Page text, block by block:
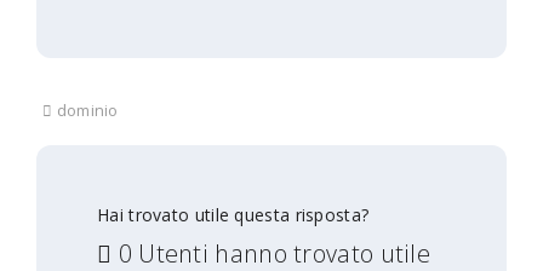
dominio
Hai trovato utile questa risposta?
0 Utenti hanno trovato utile